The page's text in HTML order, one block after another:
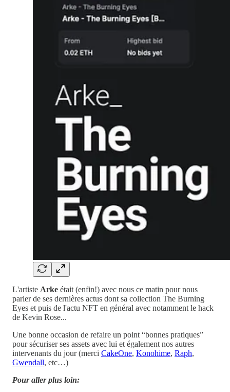
L'artiste Arke était (enfin!) avec nous ce matin pour nous
parler de ses dernières actus dont sa collection The Burning
Eyes et puis de l'actu NFT en général avec notamment le hack
de Kevin Rose...
Une bonne occasion de refaire un point “bonnes pratiques”
pour sécuriser ses assets avec lui et également nos autres
intervenants du jour (merci CakeOne, Konohime, Raph,
Gwendall, etc…)
Pour aller plus loin: